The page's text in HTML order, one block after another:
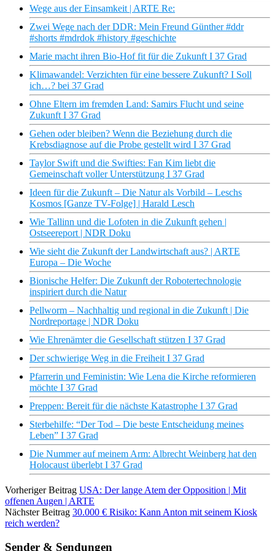
Wege aus der Einsamkeit | ARTE Re:
Zwei Wege nach der DDR: Mein Freund Günther #ddr
#shorts #mdrdok #history #geschichte
Marie macht ihren Bio-Hof fit für die Zukunft I 37 Grad
Klimawandel: Verzichten für eine bessere Zukunft? I Soll
ich…? bei 37 Grad
Ohne Eltern im fremden Land: Samirs Flucht und seine
Zukunft I 37 Grad
Gehen oder bleiben? Wenn die Beziehung durch die
Krebsdiagnose auf die Probe gestellt wird I 37 Grad
Taylor Swift und die Swifties: Fan Kim liebt die
Gemeinschaft voller Unterstützung I 37 Grad
Ideen für die Zukunft – Die Natur als Vorbild – Leschs
Kosmos [Ganze TV-Folge] | Harald Lesch
Wie Tallinn und die Lofoten in die Zukunft gehen |
Ostseereport | NDR Doku
Wie sieht die Zukunft der Landwirtschaft aus? | ARTE
Europa – Die Woche
Bionische Helfer: Die Zukunft der Robotertechnologie
inspiriert durch die Natur
Pellworm – Nachhaltig und regional in die Zukunft | Die
Nordreportage | NDR Doku
Wie Ehrenämter die Gesellschaft stützen I 37 Grad
Der schwierige Weg in die Freiheit I 37 Grad
Pfarrerin und Feministin: Wie Lena die Kirche reformieren
möchte I 37 Grad
Preppen: Bereit für die nächste Katastrophe I 37 Grad
Sterbehilfe: “Der Tod – Die beste Entscheidung meines
Leben” I 37 Grad
Die Nummer auf meinem Arm: Albrecht Weinberg hat den
Holocaust überlebt I 37 Grad
Vorheriger Beitrag USA: Der lange Atem der Opposition | Mit
offenen Augen | ARTE
Nächster Beitrag 30.000 € Risiko: Kann Anton mit seinem Kiosk
reich werden?
Sender & Sendungen